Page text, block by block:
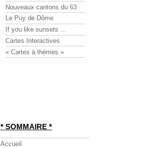
Nouveaux cantons du 63
Le Puy de Dôme
If you like sunsets ...
Cartes Interactives
« Cartes à thèmes »
* SOMMAIRE *
Accueil